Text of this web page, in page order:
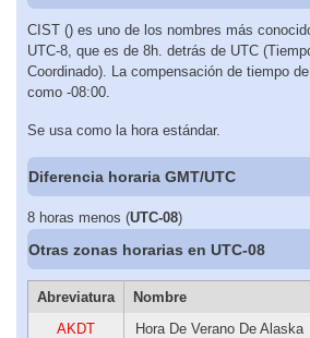
CIST () es uno de los nombres más
UTC-8, que es de 8h. detrás de UTC
Coordinado). La compensación de tiempo
como -08:00.
Se usa como la hora estándar.
Diferencia horaria GMT/UTC
8 horas menos (UTC-08)
Otras zonas horarias en UTC-08
Abreviatura
Nombre
AKDT
Hora De Verano De Alaska